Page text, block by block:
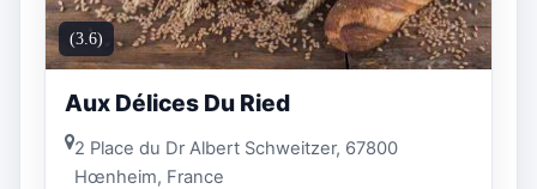
(3.6)
Aux Délices Du Ried
2 Place du Dr Albert Schweitzer, 67800
Hœnheim, France